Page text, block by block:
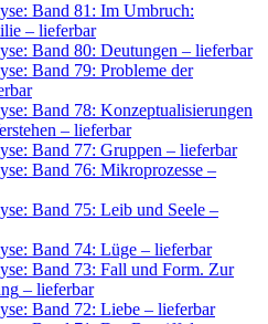
Band 81: Im Umbruch:
– lieferbar
Band 80: Deutungen – lieferbar
Band 79: Probleme der
Band 78: Konzeptualisierungen
– lieferbar
Band 77: Gruppen – lieferbar
Band 76: Mikroprozesse –
Band 75: Leib und Seele –
Band 74: Lüge – lieferbar
Band 73: Fall und Form. Zur
– lieferbar
Band 72: Liebe – lieferbar